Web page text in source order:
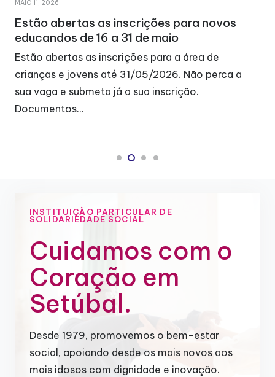
MAIO 11, 2026
Estão abertas as inscrições para novos
educandos de 16 a 31 de maio
Estão abertas as inscrições para a área de
crianças e jovens até 31/05/2026. Não perca a
sua vaga e submeta já a sua inscrição.
Documentos…
INSTITUIÇÃO PARTICULAR DE
SOLIDARIEDADE SOCIAL
Cuidamos com o
Coração em
Setúbal.
Desde 1979, promovemos o bem-estar
social, apoiando desde os mais novos aos
mais idosos com dignidade e inovação.